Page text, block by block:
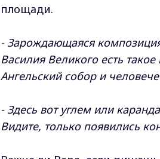
площади.
- Зарождающаяся
Василия Великого есть
Ангельский собор и
- Здесь вот углем или
Видите, только появились